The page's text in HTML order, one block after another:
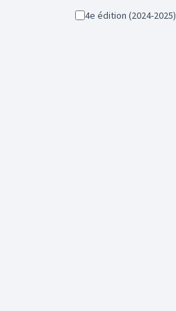
4e édition (2024-2025)